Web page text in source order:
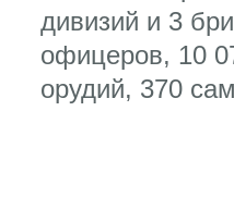
дивизий и 3
офицеров, 10
орудий, 370